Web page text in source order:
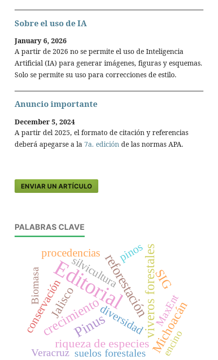
Sobre el uso de IA
January 6, 2026
A partir de 2026 no se permite el uso de Inteligencia
Artificial (IA) para generar imágenes, figuras y esquemas.
Solo se permite su uso para correcciones de estilo.
Anuncio importante
December 5, 2024
A partir del 2025, el formato de citación y referencias
deberá apegarse a la 7a. edición de las normas APA.
ENVIAR UN ARTÍCULO
PALABRAS CLAVE
Editorial
Pinus
reforestaciónviveros forestales
crecimiento Michoacán
SIG
riqueza de especies
Jalisco
conservación
procedencias
diversidad
silvicultura
pinos
MaxEnt
Biomasa
suelos forestales
Veracruz encino